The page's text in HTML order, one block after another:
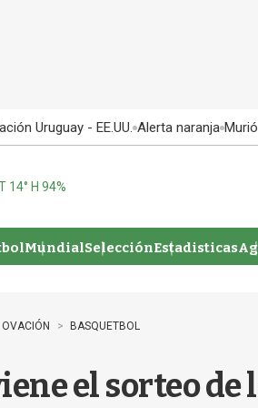
Uruguay - EE.UU. Alerta naranja
14° H 94%
MundialSelecciónEstadisticas
OVACIÓN BASQUETBOL
el sorteo